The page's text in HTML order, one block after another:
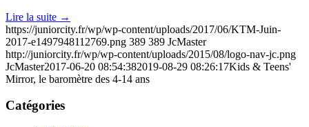
Lire la suite →
https://juniorcity.fr/wp/wp-content/uploads/2017/06/KTM-Juin-
2017-e1497948112769.png 389 389 JcMaster
http://juniorcity.fr/wp/wp-content/uploads/2015/08/logo-nav-jc.png
JcMaster2017-06-20 08:54:382019-08-29 08:26:17Kids & Teens'
Mirror, le baromètre des 4-14 ans
Catégories